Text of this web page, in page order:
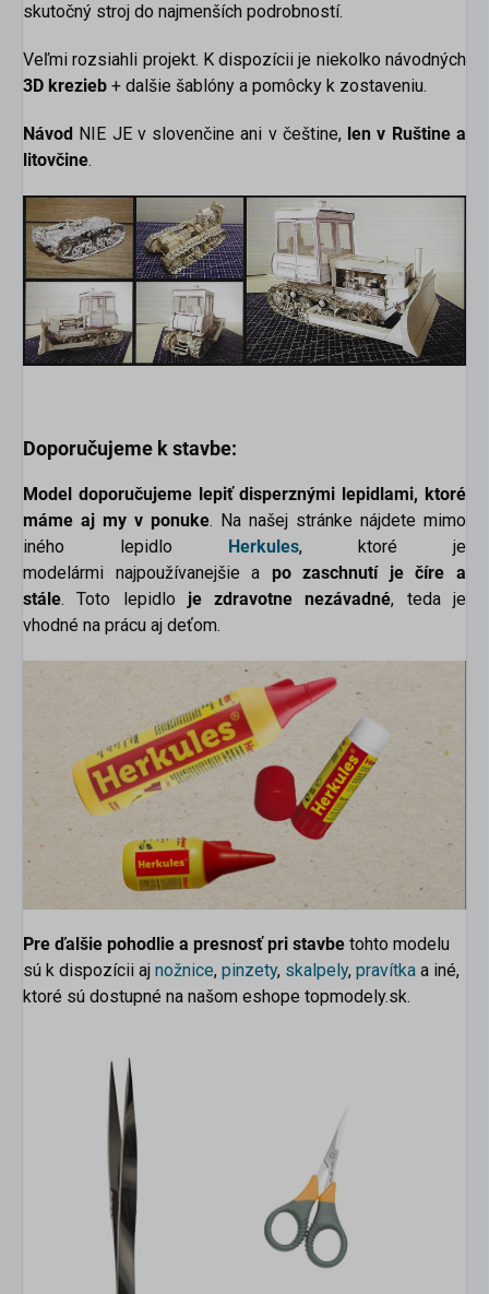
skutočný stroj do najmenších podrobností.
Veľmi rozsiahli projekt. K dispozícii je niekolko návodných
3D krezieb + dalšie šablóny a pomôcky k zostaveniu.
Návod NIE JE v slovenčine ani v češtine, len v Ruštine a
litovčine.
Doporučujeme k stavbe:
Model doporučujeme lepiť disperznými lepidlami, ktoré
máme aj my v ponuke. Na našej stránke nájdete mimo
iného lepidlo Herkules, ktoré je
modelármi najpoužívanejšie a po zaschnutí je číre a
stále. Toto lepidlo je zdravotne nezávadné, teda je
vhodné na prácu aj deťom.
Pre ďalšie pohodlie a presnosť pri stavbe tohto modelu
sú k dispozícii aj nožnice, pinzety, skalpely, pravítka a iné,
ktoré sú dostupné na našom eshope topmodely.sk.